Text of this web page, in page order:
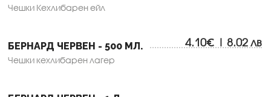
Чешки Кехлибарен ейл
БЕРНАРД ЧЕРВЕН - 500 МЛ. 4.10€ | 8.02 лв
Чешки кехлибарен лагер